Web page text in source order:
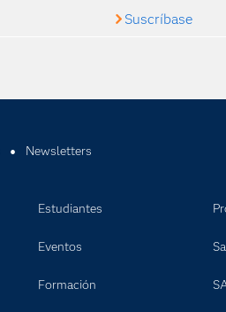
Suscríbase
Newsletters
Estudiantes
Eventos
Formación